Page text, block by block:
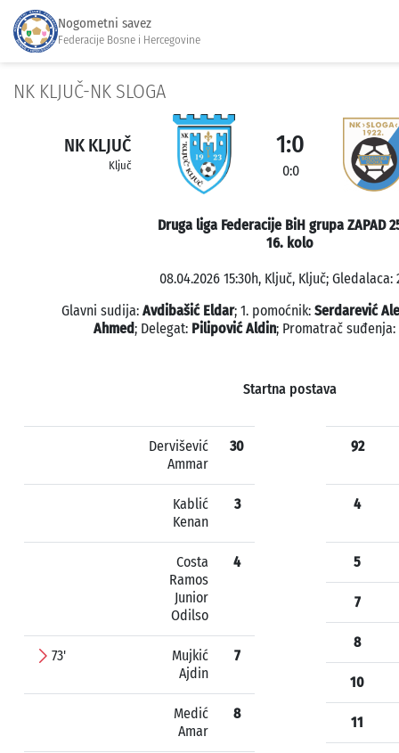
Nogometni savez
Federacije Bosne i Hercegovine
NK KLJUČ-NK SLOGA
NK KLJUČ
Ključ
1:0
0:0
Druga liga Federacije BiH grupa ZAPAD
16. kolo
08.04.2026 15:30h, Ključ, Ključ; Gledalaca:
Glavni sudija: Avdibašić Eldar; 1. pomoćnik: Serdarević
Ahmed; Delegat: Pilipović Aldin; Promatrač suđenja:
Startna postava
Dervišević
Ammar
30
Kablić
Kenan
3
Costa
Ramos
Junior
Odilso
4
73'
Mujkić
Ajdin
7
Medić
Amar
8
92
4
5
7
8
10
11